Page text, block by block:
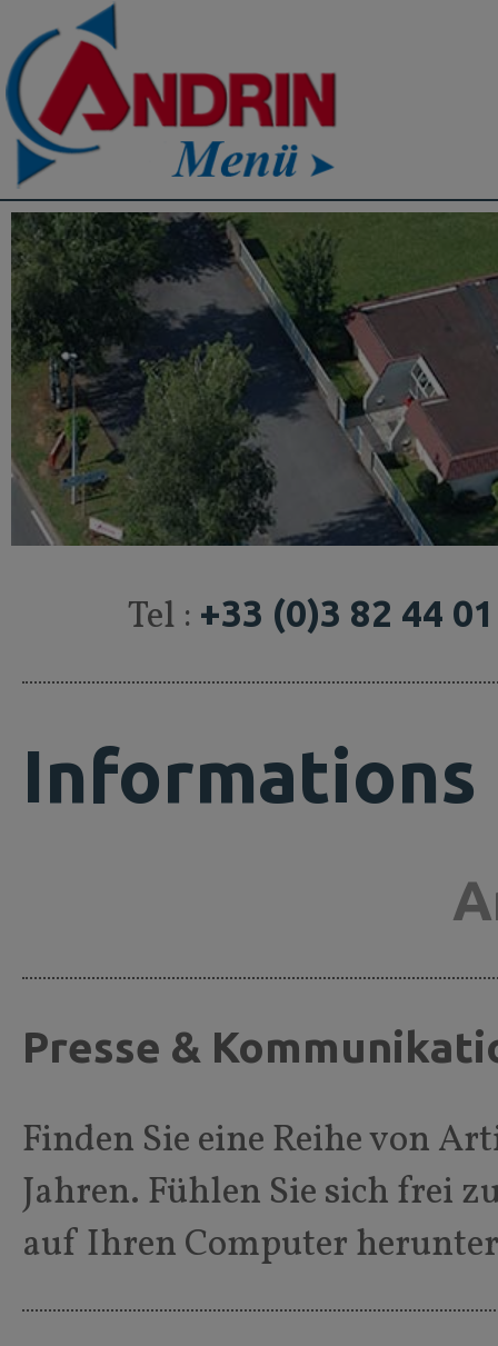
Tel : +33 (0)3 82 44
Informations
Presse &
Finden Sie eine Reihe von
Jahren. Fühlen Sie sich frei
auf Ihren Computer